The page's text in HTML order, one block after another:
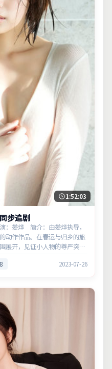
1:52:03
步追剧
：娄烨 简介：由娄烨执导，
动作作品。在春运与归乡的旅
展开，见证小人物的尊严突
2023-07-26